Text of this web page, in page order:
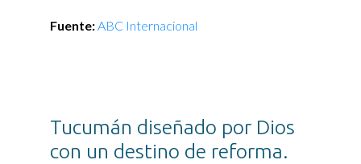
Fuente:ABC Internacional
Tucumán diseñado por Dios
con un destino de reforma.